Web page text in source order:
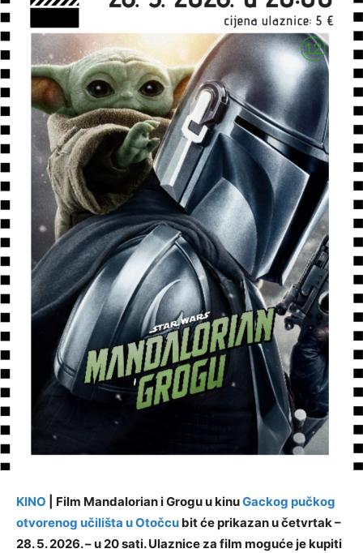
KINO | Film Mandalorian i Grogu u kinuGackog pučkog
otvorenog učilišta u Otočcu bit će prikazan u četvrtak –
28. 5. 2026. – u 20 sati. Ulaznice za film moguće je kupiti